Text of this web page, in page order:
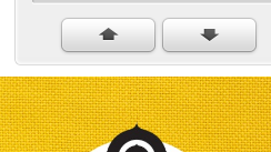
#سنكمل_الطريق
#تبريكات_انتصار_�...
#نداء_الأنبياء